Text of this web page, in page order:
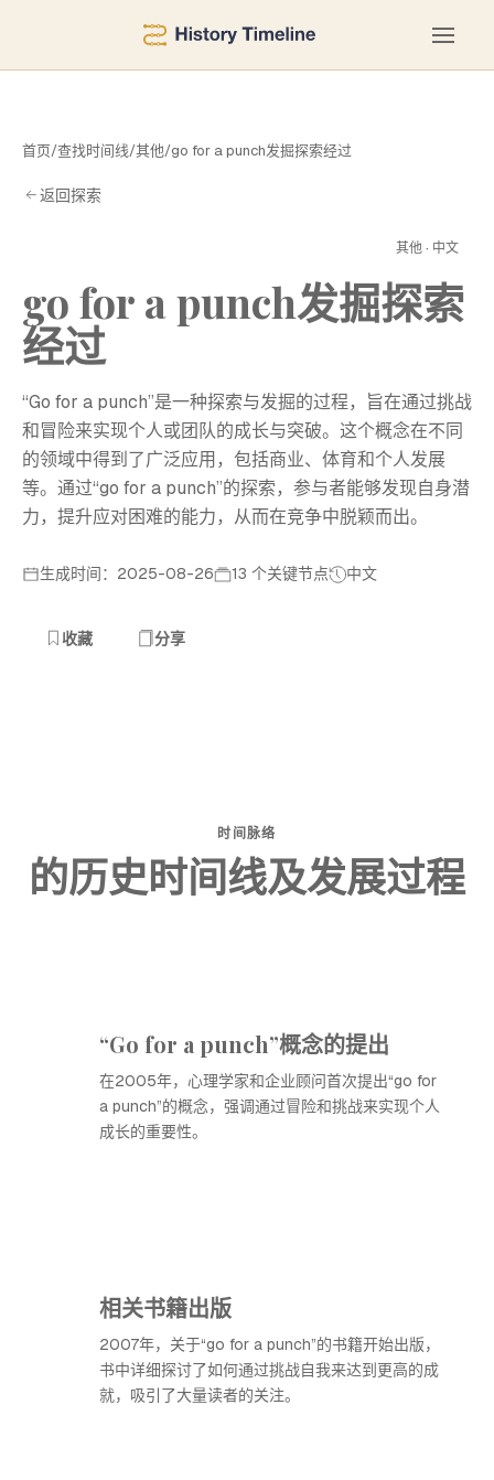
首页/查找时间线/其他/go for a punch发掘探索经过
返回探索
其他 · 中文
go for a punch发掘探索
经过
“Go for a punch”是一种探索与发掘的过程，旨在通过挑战
和冒险来实现个人或团队的成长与突破。这个概念在不同
的领域中得到了广泛应用，包括商业、体育和个人发展
等。通过“go for a punch”的探索，参与者能够发现自身潜
力，提升应对困难的能力，从而在竞争中脱颖而出。
生成时间：2025-08-26 13 个关键节点 中文
收藏 分享
时间脉络
的历史时间线及发展过程
“Go for a punch”概念的提出
在2005年，心理学家和企业顾问首次提出“go for
a punch”的概念，强调通过冒险和挑战来实现个人
成长的重要性。
相关书籍出版
2007年，关于“go for a punch”的书籍开始出版，
书中详细探讨了如何通过挑战自我来达到更高的成
就，吸引了大量读者的关注。